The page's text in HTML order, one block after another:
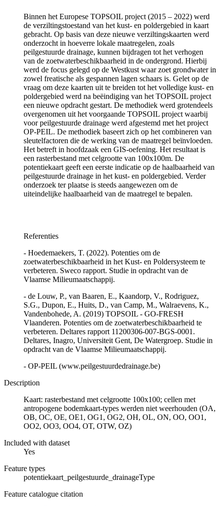
Binnen het Europese TOPSOIL project (2015 – 2022) werd
de verziltingstoestand van het kust- en poldergebied in kaart
gebracht. Op basis van deze nieuwe verziltingskaarten werd
onderzocht in hoeverre lokale maatregelen, zoals
peilgestuurde drainage, kunnen bijdragen tot het verhogen
van de zoetwaterbeschikbaarheid in de ondergrond. Hierbij
werd de focus gelegd op de Westkust waar zoet grondwater in
zowel freatische als gespannen lagen schaars is. Gelet op de
vraag om deze kaarten uit te breiden tot het volledige kust- en
poldergebied werd na beëindiging van het TOPSOIL project
een nieuwe opdracht gestart. De methodiek werd grotendeels
overgenomen uit het voorgaande TOPSOIL project waarbij
voor peilgestuurde drainage werd afgestemd met het project
OP-PEIL. De methodiek baseert zich op het combineren van
sleutelfactoren die de werking van de maatregel beïnvloeden.
Het betreft in hoofdzaak een GIS-oefening. Het resultaat is
een rasterbestand met celgrootte van 100x100m. De
potentiekaart geeft een eerste indicatie op de haalbaarheid van
peilgestuurde drainage in het kust- en poldergebied. Verder
onderzoek ter plaatse is steeds aangewezen om de
uiteindelijke haalbaarheid van de maatregel te bepalen.
Referenties
- Hoedemaekers, T. (2022). Potenties om de
zoetwaterbeschikbaarheid in het Kust- en Poldersysteem te
verbeteren. Sweco rapport. Studie in opdracht van de
Vlaamse Milieumaatschappij.
- de Louw, P., van Baaren, E., Kaandorp, V., Rodriguez,
S.G., Dupon, E., Huits, D., van Camp, M., Walraevens, K.,
Vandenbohede, A. (2019) TOPSOIL - GO-FRESH
Vlaanderen. Potenties om de zoetwaterbeschikbaarheid te
verbeteren. Deltares rapport 11200306-007-BGS-0001.
Deltares, Inagro, Universiteit Gent, De Watergroep. Studie in
opdracht van de Vlaamse Milieumaatschappij.
- OP-PEIL (www.peilgestuurdedrainage.be)
Description
Kaart: rasterbestand met celgrootte 100x100; cellen met
antropogene bodemkaart-types werden niet weerhouden (OA,
OB, OC, OE, OE1, OG1, OG2, OH, OL, ON, OO, OO1,
OO2, OO3, OO4, OT, OTW, OZ)
Included with dataset
Yes
Feature types
potentiekaart_peilgestuurde_drainageType
Feature catalogue citation